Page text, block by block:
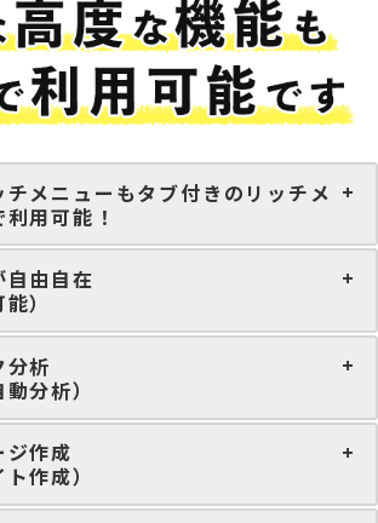
メニューもタブ付きのリッチメ
用可能！
自由自在
）
分析
分析）
ジ作成
作成）